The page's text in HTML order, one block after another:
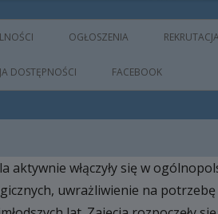
OGŁOSZENIA
DOSTĘPNOŚCI FACEBOOK
aktywnie włączyły się w
uwrażliwienie na